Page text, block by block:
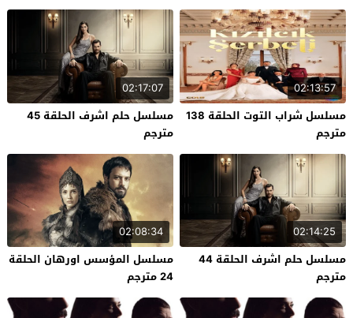
02:13:57
مسلسل شراب التوت الحلقة 138
مترجم
02:17:07
مسلسل حلم اشرف الحلقة 45
مترجم
02:14:25
مسلسل حلم اشرف الحلقة 44
مترجم
02:08:34
مسلسل المؤسس اورهان الحلقة
24 مترجم